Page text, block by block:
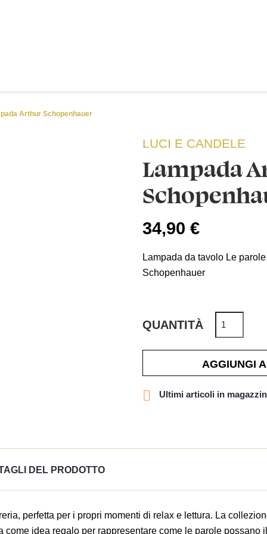
Arthur Schopenhauer
LUCI E CANDELE
Lampada
34,90 €
Lampada da tavolo Le
Schopenhauer
QUANTITÀ
AGGIUNGI
 Ultimi articoli in
DEL PRODOTTO
perfetta per i propri momenti di relax e lettura. La
come idea regalo per rappresentare come le parole possano